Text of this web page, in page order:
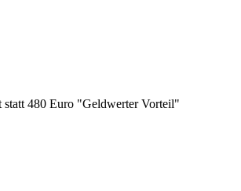
statt 480 Euro "Geldwerter Vorteil"